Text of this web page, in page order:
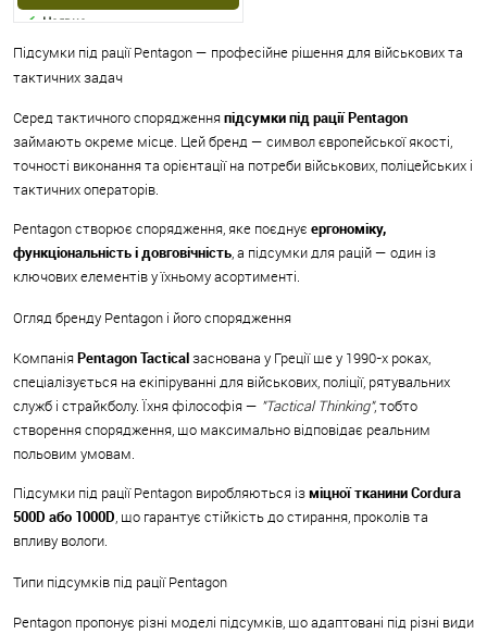
Наявне
Підсумки під рації Pentagon — професійне рішення для військових та
тактичних задач
Серед тактичного спорядженняпідсумки під рації Pentagon
займають окреме місце. Цей бренд — символ європейської якості,
точності виконання та орієнтації на потреби військових, поліцейських і
тактичних операторів.
Pentagon створює спорядження, яке поєднує ергономіку,
функціональність і довговічність, а підсумки для рацій — один із
ключових елементів у їхньому асортименті.
Огляд бренду Pentagon і його спорядження
КомпаніяPentagon Tacticalзаснована у Греції ще у 1990-х роках,
спеціалізується на екіпіруванні для військових, поліції, рятувальних
служб і страйкболу. Їхня філософія — "Tactical Thinking", тобто
створення спорядження, що максимально відповідає реальним
польовим умовам.
Підсумки під рації Pentagon виробляються ізміцної тканини Cordura
500D або 1000D, що гарантує стійкість до стирання, проколів та
впливу вологи.
Типи підсумків під рації Pentagon
Pentagon пропонує різні моделі підсумків, що адаптовані під різні види